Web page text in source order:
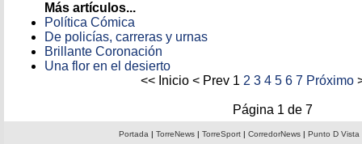
Más artículos...
Política Cómica
De policías, carreras y urnas
Brillante Coronación
Una flor en el desierto
<< Inicio < Prev 1 2 3 4 5 6 7 Próximo
Página 1 de 7
Portada | TorreNews| TorreSport| CorredorNews| Punto D Vista